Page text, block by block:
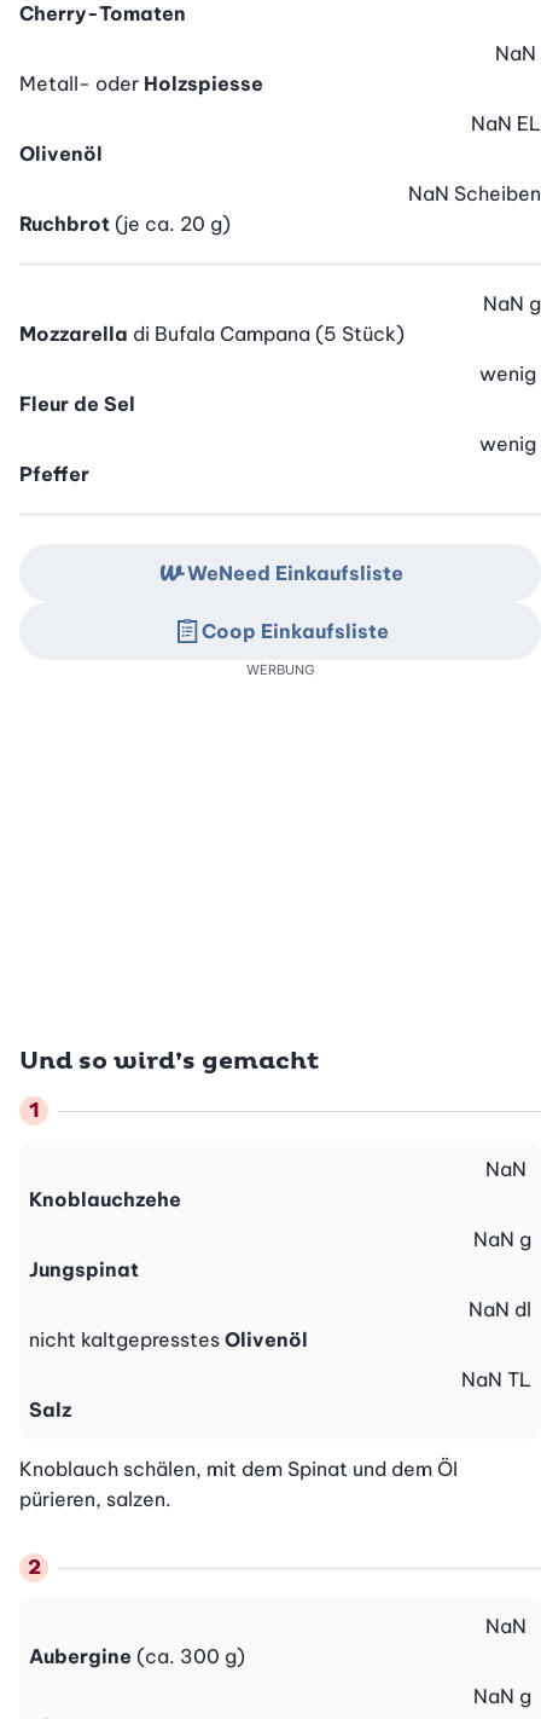
Cherry-Tomaten
Metall- oder Holzspiesse
NaN
Olivenöl
NaN EL
Ruchbrot (je ca. 20 g)
NaN Scheiben
Mozzarella di Bufala Campana (5 Stück)
NaN g
Fleur de Sel
wenig
Pfeffer
wenig
Und so wird’s gemacht
Knoblauchzehe
NaN
Jungspinat
NaN g
nicht kaltgepresstes Olivenöl
NaN dl
Salz
NaN TL
Knoblauch schälen, mit dem Spinat und dem Öl
pürieren, salzen.
Aubergine (ca. 300 g)
NaN
NaN g
WeNeed Einkaufsliste
Coop Einkaufsliste
WERBUNG